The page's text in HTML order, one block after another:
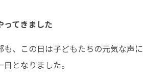
ってきました
も、この日は子どもたちの元気な声に
となりました。